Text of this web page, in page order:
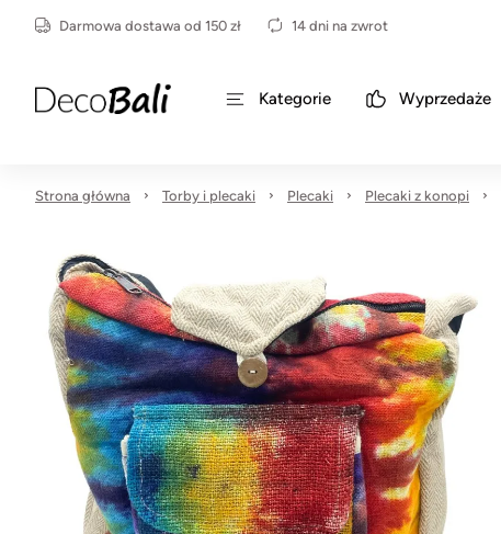
Darmowa dostawa od 150 zł 14 dni na zwrot
Kategorie Wyprzedaże
Strona główna Torby i plecaki Plecaki Plecaki z konopi